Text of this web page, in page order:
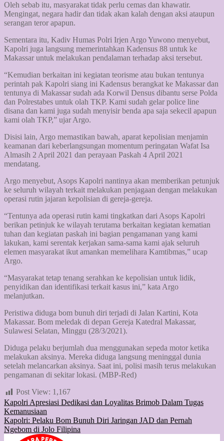
Oleh sebab itu, masyarakat tidak perlu cemas dan khawatir.
Mengingat, negara hadir dan tidak akan kalah dengan aksi ataupun
serangan teror apapun.
Sementara itu, Kadiv Humas Polri Irjen Argo Yuwono menyebut,
Kapolri juga langsung memerintahkan Kadensus 88 untuk ke
Makassar untuk melakukan pendalaman terhadap aksi tersebut.
“Kemudian berkaitan ini kegiatan teorisme atau bukan tentunya
perintah pak Kapolri siang ini Kadensus berangkat ke Makassar dan
tentunya di Makassar sudah ada Korwil Densus dibantu serse Polda
dan Polrestabes untuk olah TKP. Kami sudah gelar police line
disana dan kami juga sudah menyisir benda apa saja sekecil apapun
kami olah TKP,” ujar Argo.
Disisi lain, Argo memastikan bawah, aparat kepolisian menjamin
keamanan dari keberlangsungan momentum peringatan Wafat Isa
Almasih 2 April 2021 dan perayaan Paskah 4 April 2021
mendatang.
Argo menyebut, Asops Kapolri nantinya akan memberikan petunjuk
ke seluruh wilayah terkait melakukan penjagaan dengan melakukan
operasi rutin jajaran kepolisian di gereja-gereja.
“Tentunya ada operasi rutin kami tingkatkan dari Asops Kapolri
berikan petinjuk ke wilayah terutama berkaitan kegiatan kematian
tuhan dan kegiatan paskah ini bagian pengamanan yang kami
lakukan, kami serentak kerjakan sama-sama kami ajak seluruh
elemen masyarakat ikut amankan memelihara Kamtibmas,” ucap
Argo.
“Masyarakat tetap tenang serahkan ke kepolisian untuk lidik,
penyidikan dan identifikasi terkait kasus ini,” kata Argo
melanjutkan.
Peristiwa diduga bom bunuh diri terjadi di Jalan Kartini, Kota
Makassar. Bom meledak di depan Gereja Katedral Makassar,
Sulawesi Selatan, Minggu (28/3/2021).
Diduga pelaku berjumlah dua menggunakan sepeda motor ketika
melakukan aksinya. Mereka diduga langsung meninggal dunia
setelah melancarkan aksinya. Saat ini, polisi masih terus melakukan
pengamanan di sekitar lokasi. (MBP-Red)
Post View: 1,167
Post
navigation
Kapolri Apresiasi Dedikasi dan Loyalitas Brimob Dalam Tugas
Kemanusiaan
Kapolri: Pelaku Bom Bunuh Diri Jaringan JAD dan Pernah
Ngebom di Jolo Filipina